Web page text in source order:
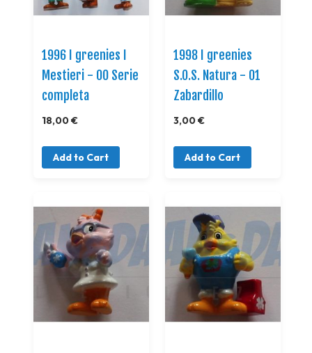
1996 I greenies I
Mestieri - 00 Serie
completa
18,00 €
Add to Cart
1998 I greenies
S.O.S. Natura - 01
Zabardillo
3,00 €
Add to Cart